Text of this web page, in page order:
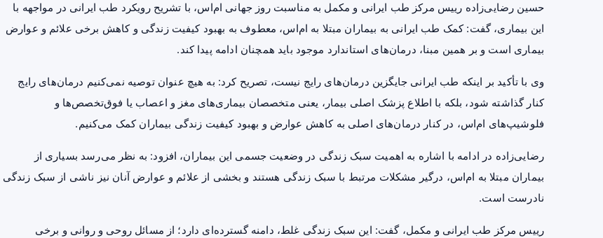
حسین رضایی‌زاده رییس مرکز طب ایرانی و مکمل به مناسبت روز جهانی ام‌اس، با تشریح رویکرد طب ایرانی در مواجهه با
این بیماری، گفت: کمک طب ایرانی به بیماران مبتلا به ام‌اس، معطوف به بهبود کیفیت زندگی و کاهش برخی علائم و عوارض
بیماری است و بر همین مبنا، درمان‌های استاندارد موجود باید همچنان ادامه پیدا کند.
وی با تأکید بر اینکه طب ایرانی جایگزین درمان‌های رایج نیست، تصریح کرد: به هیچ عنوان توصیه نمی‌کنیم درمان‌های رایج
کنار گذاشته شود، بلکه با اطلاع پزشک اصلی بیمار، یعنی متخصصان بیماری‌های مغز و اعصاب یا فوق‌تخصص‌ها و
فلوشیپ‌های ام‌اس، در کنار درمان‌های اصلی به کاهش عوارض و بهبود کیفیت زندگی بیماران کمک می‌کنیم.
رضایی‌زاده در ادامه با اشاره به اهمیت سبک زندگی در وضعیت جسمی این بیماران، افزود: به نظر می‌رسد بسیاری از
بیماران مبتلا به ام‌اس، درگیر مشکلات مرتبط با سبک زندگی هستند و بخشی از علائم و عوارض آنان نیز ناشی از سبک زندگی
نادرست است.
رییس مرکز طب ایرانی و مکمل، گفت: این سبک زندگی غلط، دامنه گسترده‌ای دارد؛ از مسائل روحی و روانی و برخی